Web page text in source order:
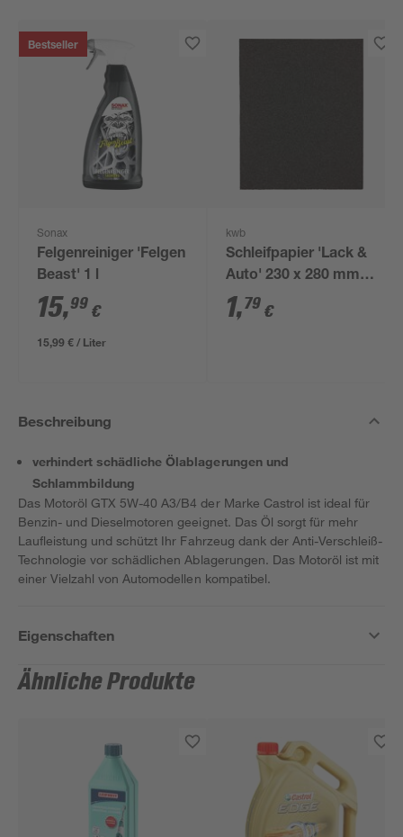
Bestseller
Sonax
Felgenreiniger 'Felgen
Beast' 1 l
15,99 €
15,99 € / Liter
kwb
Schleifpapier 'Lack &
Auto' 230 x 280 mm
K600
1,79 €
Beschreibung
verhindert schädliche Ölablagerungen und
Schlammbildung
Das Motoröl GTX 5W-40 A3/B4 der Marke Castrol ist ideal für
Benzin- und Dieselmotoren geeignet. Das Öl sorgt für mehr
Laufleistung und schützt Ihr Fahrzeug dank der Anti-Verschleiß-
Technologie vor schädlichen Ablagerungen. Das Motoröl ist mit
einer Vielzahl von Automodellen kompatibel.
Eigenschaften
Ähnliche Produkte